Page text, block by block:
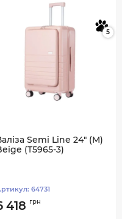
5
Semi Line 24" (M)
(T5965-3)
64731
418 грн